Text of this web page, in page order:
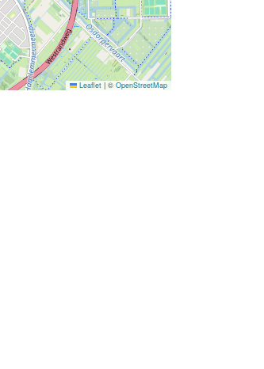
Leaflet | © OpenStreetMap